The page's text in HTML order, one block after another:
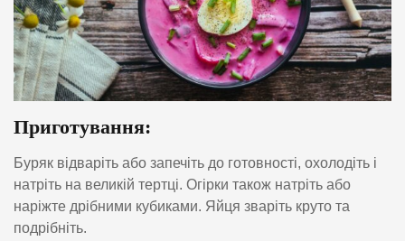
Приготування:
Буряк відваріть або запечіть до готовності, охолодіть і
натріть на великій тертці. Огірки також натріть або
наріжте дрібними кубиками. Яйця зваріть круто та
подрібніть.